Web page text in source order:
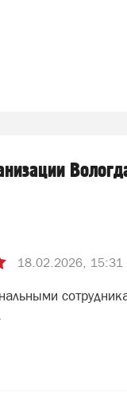
18.02.2026, 15:31